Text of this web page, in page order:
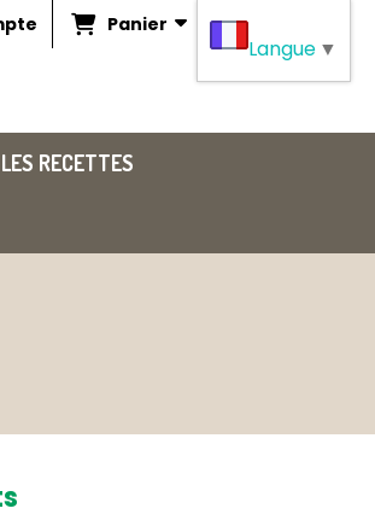
Panier
LES RECETTES
Langue ▼